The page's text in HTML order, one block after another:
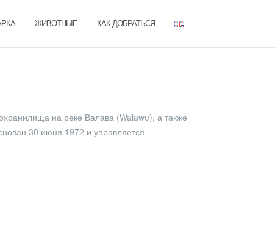
ЖИВОТНЫЕ КАК ДОБРАТЬСЯ
на реке Валава (Walawe), а также
30 июня 1972 и управляется